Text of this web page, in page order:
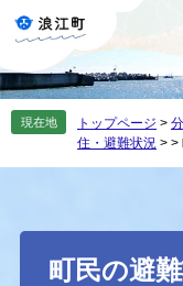
の
先
す
ー
を
し
現在地 トップページ >
住・避難状況 > >
本
町民の避